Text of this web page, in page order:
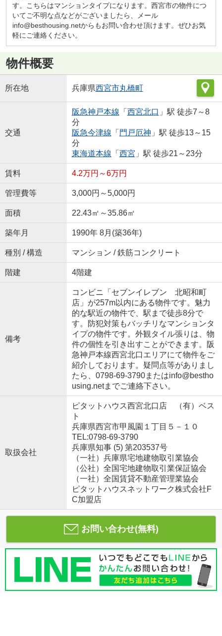
す。こちらはマンションタイプになります。西宮市の物件につ
いてご不明な点などがございましたら、メール
info@besthousing.netからもお問い合わせ頂けます。ぜひお気
軽にご連絡ください。
物件概要
所在地 兵庫県西宮市丸橋町
交通
阪急神戸本線 「 西宮北口 」駅 徒歩7～8
分
阪急今津線 「 門戸厄神 」駅 徒歩13～15
分
東海道本線 「 西宮 」駅 徒歩21～23分
賃料 4.2万円～6万円
管理費等 3,000円～5,000円
面積 22.43㎡～35.86㎡
築年月 1990年 8月(築36年)
種別 / 構造 マンション / 鉄筋コンクリート
階建 4階建
備考
コンビニ「セブンイレブン 北昭和町
店」が257m以内にある物件です。魅力
的な駅近の物件で、駅まで徒歩8分で
す。防犯対策もバッチリなマンションタ
イプの物件です。外観タイル張りは、物
件の個性を引き出すことができます。阪
急神戸本線西宮北口エリアにて物件をご
紹介しております。疑問点等がありまし
たら、0798-69-3790またはinfo@bestho
using.netまでご連絡下さい。
取扱会社
ピタットハウス西宮北口店 （有）ベス
ト
兵庫県西宮市甲風園１丁目５－１０
TEL:0798-69-3790
兵庫県知事 (5) 第203537号
（一社）兵庫県宅地建物取引業協会
（公社）全国宅地建物取引業保証協会
（一社）全国賃貸不動産管理業協会
ピタットハウスネットワーク株式会社F
C加盟店
お問い合わせ(無料)